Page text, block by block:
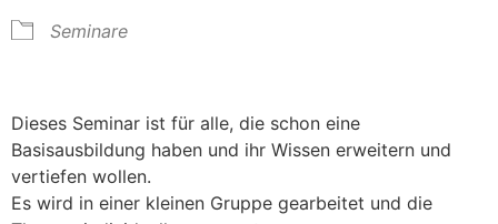
Seminare
Dieses Seminar ist für alle, die schon eine
Basisausbildung haben und ihr Wissen erweitern und
vertiefen wollen.
Es wird in einer kleinen Gruppe gearbeitet und die